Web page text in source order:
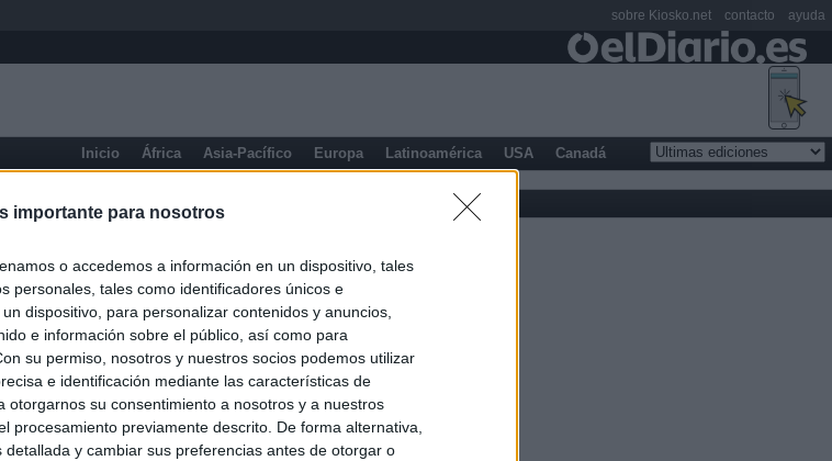
importante para nosotros
o accedemos a información en un dispositivo, tales
personales, tales como identificadores únicos e
dispositivo, para personalizar contenidos y anuncios,
e información sobre el público, así como para
su permiso, nosotros y nuestros socios podemos utilizar
e identificación mediante las características de
otorgarnos su consentimiento a nosotros y a nuestros
procesamiento previamente descrito. De forma alternativa,
y cambiar sus preferencias antes de otorgar o
Inicio África Asia-Pacífico Europa Latinoamérica USA Canadá
sobre Kiosko.net contacto ayuda